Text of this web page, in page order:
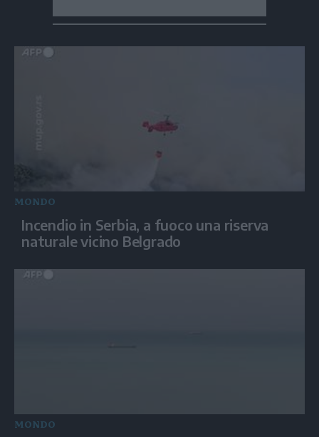
MONDO
Incendio in Serbia, a fuoco una riserva
naturale vicino Belgrado
MONDO